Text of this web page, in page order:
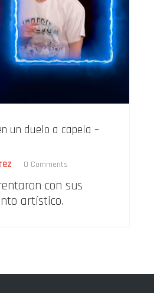
un duelo a capela –
0 Comments
con sus
artístico.